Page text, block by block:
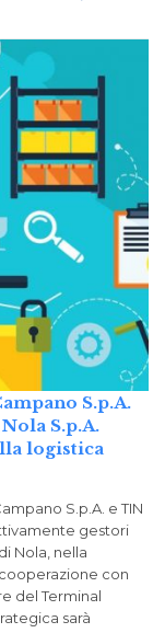
S.p.A.
S.p.A.
logistica
S.p.A. e TIN
gestori
Nola, nella
con
del Terminal
sarà